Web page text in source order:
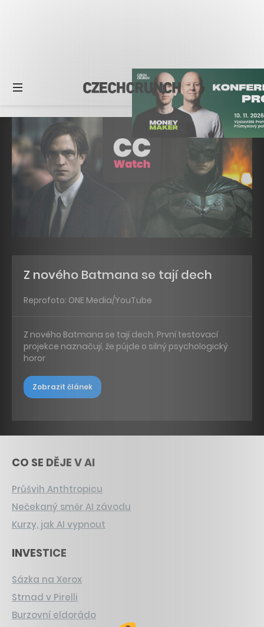
Z nového Batmana se tají dech
Reprofoto: ONE Media/YouTube
Z nového Batmana se tají dech. První testovací
projekce naznačují, že půjde o silný psychologický
horor
Zobrazit článek
CO SE DĚJE V AI
Průšvih Anthtropicu
Nečekaný směr AI závodu
Kurzy, jak AI vypnout
INVESTICE
Sázka na Xerox
Strnad v Pirelli
Burzovní eldorádo